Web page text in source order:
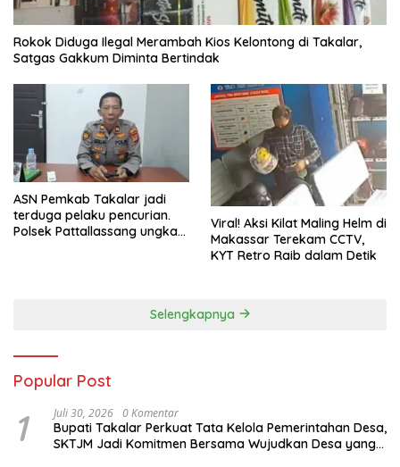
Rokok Diduga Ilegal Merambah Kios Kelontong di Takalar,
Satgas Gakkum Diminta Bertindak
ASN Pemkab Takalar jadi
terduga pelaku pencurian.
Polsek Pattallassang ungkap
Viral! Aksi Kilat Maling Helm di
Makassar Terekam CCTV,
KYT Retro Raib dalam Detik
Selengkapnya
Popular Post
1 Juli 30, 2026 0 Komentar
Bupati Takalar Perkuat Tata Kelola Pemerintahan Desa,
SKTJM Jadi Komitmen Bersama Wujudkan Desa yang